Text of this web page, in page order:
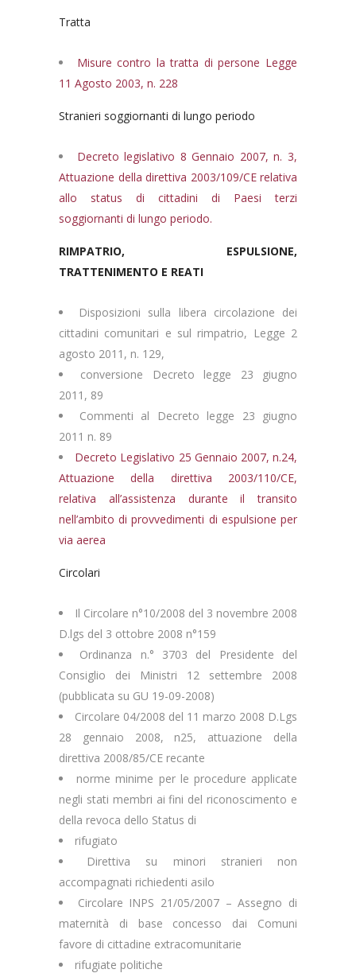
Tratta
Misure contro la tratta di persone Legge
11 Agosto 2003, n. 228
Stranieri soggiornanti di lungo periodo
Decreto legislativo 8 Gennaio 2007, n. 3,
Attuazione della direttiva 2003/109/CE relativa
allo status di cittadini di Paesi terzi
soggiornanti di lungo periodo.
RIMPATRIO, ESPULSIONE,
TRATTENIMENTO E REATI
Disposizioni sulla libera circolazione dei
cittadini comunitari e sul rimpatrio, Legge 2
agosto 2011, n. 129,
conversione Decreto legge 23 giugno
2011, 89
Commenti al Decreto legge 23 giugno
2011 n. 89
Decreto Legislativo 25 Gennaio 2007, n.24,
Attuazione della direttiva 2003/110/CE,
relativa all’assistenza durante il transito
nell’ambito di provvedimenti di espulsione per
via aerea
Circolari
Il Circolare n°10/2008 del 3 novembre 2008
D.lgs del 3 ottobre 2008 n°159
Ordinanza n.° 3703 del Presidente del
Consiglio dei Ministri 12 settembre 2008
(pubblicata su GU 19-09-2008)
Circolare 04/2008 del 11 marzo 2008 D.Lgs
28 gennaio 2008, n25, attuazione della
direttiva 2008/85/CE recante
norme minime per le procedure applicate
negli stati membri ai fini del riconoscimento e
della revoca dello Status di
rifugiato
Direttiva su minori stranieri non
accompagnati richiedenti asilo
Circolare INPS 21/05/2007 – Assegno di
maternità di base concesso dai Comuni
favore di cittadine extracomunitarie
rifugiate politiche